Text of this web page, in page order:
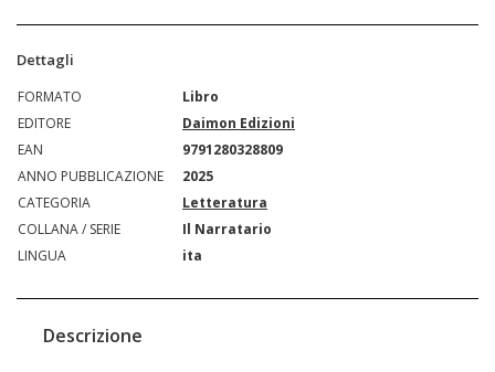
Dettagli
FORMATO
Libro
EDITORE
Daimon Edizioni
EAN
9791280328809
ANNO PUBBLICAZIONE
2025
CATEGORIA
Letteratura
COLLANA / SERIE
Il Narratario
LINGUA
ita
Descrizione